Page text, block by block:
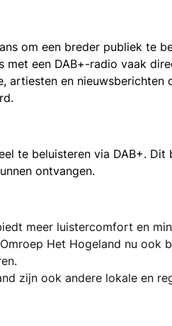
om een breder publiek te
met een DAB+-radio vaak
artiesten en nieuwsberichten
te beluisteren via DAB+. Dit
ontvangen.
meer luistercomfort en
Het Hogeland nu ook
zijn ook andere lokale en